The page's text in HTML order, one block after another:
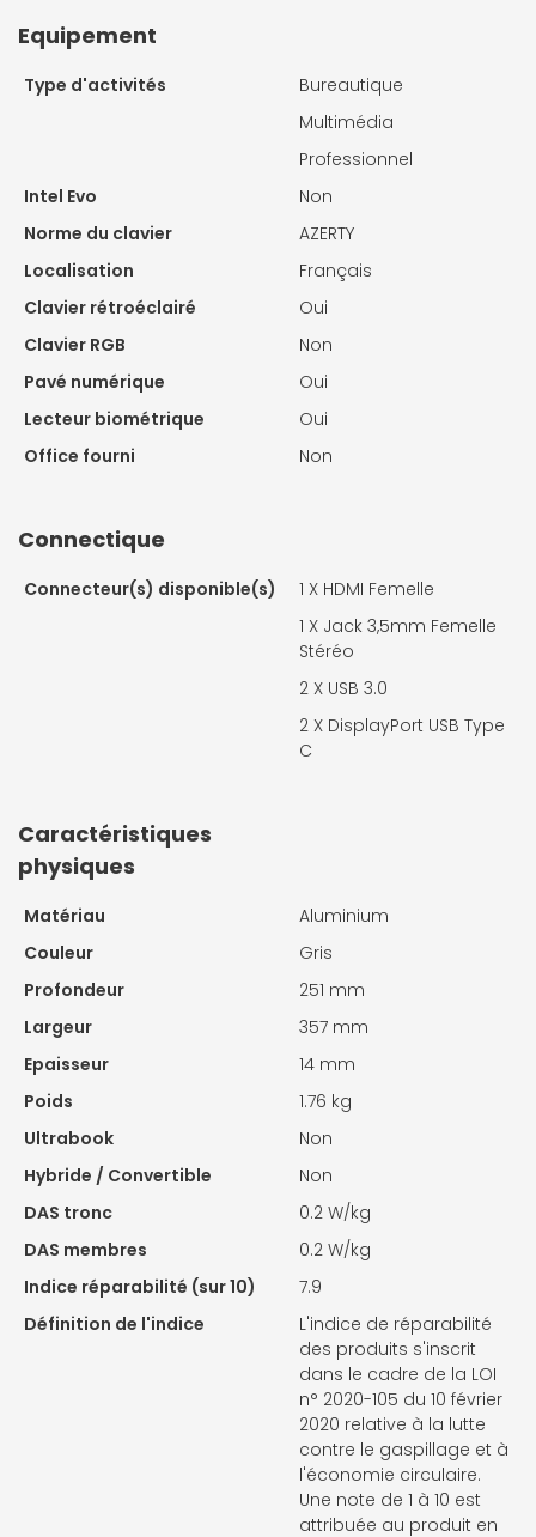
Equipement
Type d'activités
Bureautique
Multimédia
Professionnel
Intel Evo
Non
Norme du clavier
AZERTY
Localisation
Français
Clavier rétroéclairé
Oui
Clavier RGB
Non
Pavé numérique
Oui
Lecteur biométrique
Oui
Office fourni
Non
Connectique
Connecteur(s) disponible(s) 1 X HDMI Femelle
1 X Jack 3,5mm Femelle
Stéréo
2 X USB 3.0
2 X DisplayPort USB Type
C
Caractéristiques
physiques
Matériau
Aluminium
Couleur
Gris
Profondeur
251 mm
Largeur
357 mm
Epaisseur
14 mm
Poids
1.76 kg
Ultrabook
Non
Hybride / Convertible
Non
DAS tronc
0.2 W/kg
DAS membres
0.2 W/kg
Indice réparabilité (sur 10)
7.9
Définition de l'indice
L'indice de réparabilité
des produits s'inscrit
dans le cadre de la LOI
n° 2020-105 du 10 février
2020 relative à la lutte
contre le gaspillage et à
l'économie circulaire.
Une note de 1 à 10 est
attribuée au produit en